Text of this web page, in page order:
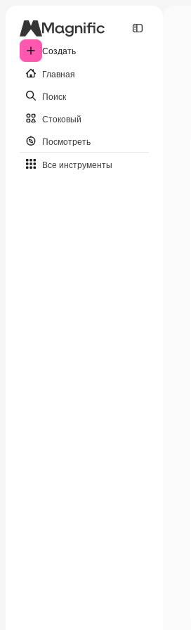
Создать
Главная
Поиск
Стоковый
Посмотреть
Все инструменты